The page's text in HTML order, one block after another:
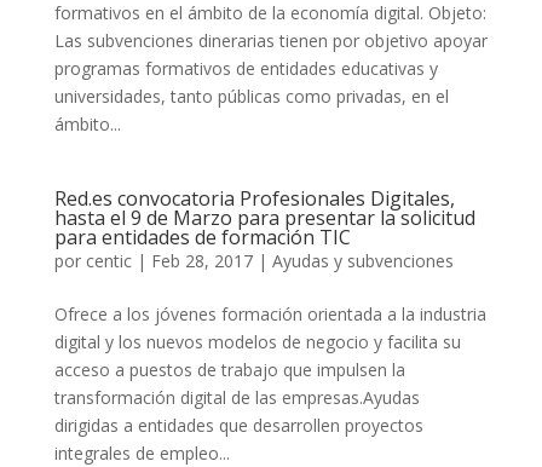
formativos en el ámbito de la economía digital. Objeto:
Las subvenciones dinerarias tienen por objetivo apoyar
programas formativos de entidades educativas y
universidades, tanto públicas como privadas, en el
ámbito...
Red.es convocatoria Profesionales Digitales,
hasta el 9 de Marzo para presentar la solicitud
para entidades de formación TIC
por centic| Feb 28, 2017| Ayudas y subvenciones
Ofrece a los jóvenes formación orientada a la industria
digital y los nuevos modelos de negocio y facilita su
acceso a puestos de trabajo que impulsen la
transformación digital de las empresas.Ayudas
dirigidas a entidades que desarrollen proyectos
integrales de empleo...